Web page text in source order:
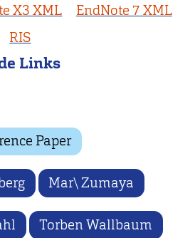
X3 XML
EndNote 7 XML
RIS
Links
Paper
Mar\ Zumaya
Torben Wallbaum